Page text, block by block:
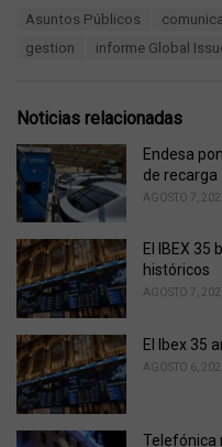
i
e
s
:
Asuntos Públicos
gestion
informe Global
Noticias relacionadas
Endesa
de recarga
AGOSTO 7,
El IBEX 35
históricos
AGOSTO 7,
El Ibex 35
AGOSTO 6,
Telefónica